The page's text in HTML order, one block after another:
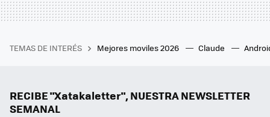
TEMAS DE INTERÉS Mejores moviles 2026 Claude
RECIBE "Xatakaletter", NUESTRA NEWSLETTER
SEMANAL